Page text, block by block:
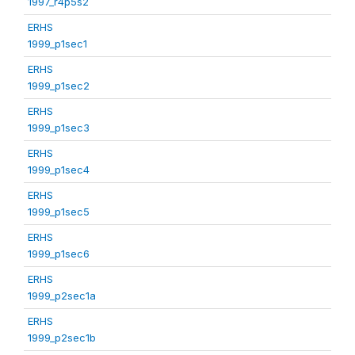
ERHS
1999_p1sec1
ERHS
1999_p1sec2
ERHS
1999_p1sec3
ERHS
1999_p1sec4
ERHS
1999_p1sec5
ERHS
1999_p1sec6
ERHS
1999_p2sec1a
ERHS
1999_p2sec1b